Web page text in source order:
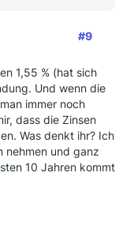
#9
1,55 % (hat sich
Und wenn die
immer noch
dass die Zinsen
Was denkt ihr? Ich
nehmen und ganz
10 Jahren kommt